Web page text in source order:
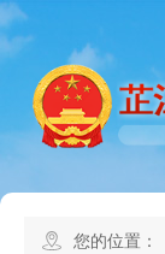
您的位置：